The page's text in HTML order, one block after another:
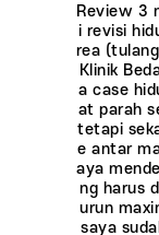
Review 3
i revisi
rea
Klinik
a case
at parah
tetapi
e antar
aya
ng harus
urun
saya